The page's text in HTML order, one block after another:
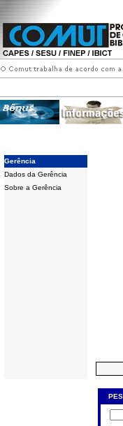
Gerência
Dados da Gerência
Sobre a Gerência